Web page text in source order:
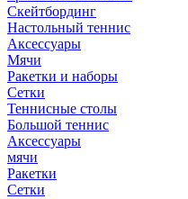
Скейтбординг
Настольный теннис
Аксессуары
Мячи
Ракетки и наборы
Сетки
Теннисные столы
Большой теннис
Аксессуары
мячи
Ракетки
Сетки